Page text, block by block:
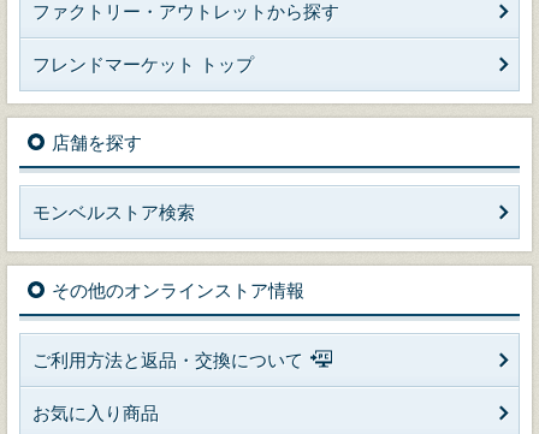
ファクトリー・アウトレットから探す
フレンドマーケット トップ
店舗を探す
モンベルストア検索
その他のオンラインストア情報
ご利用方法と返品・交換について
お気に入り商品